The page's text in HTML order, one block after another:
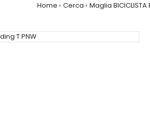
Home Cerca Maglia BICICLISTA